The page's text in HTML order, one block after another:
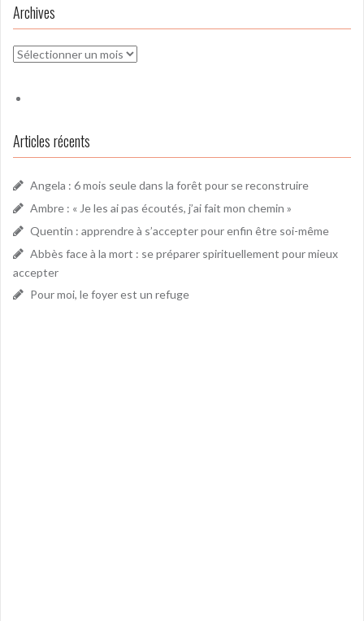
Archives
Archives
Articles récents
Angela : 6 mois seule dans la forêt pour se reconstruire
Ambre : « Je les ai pas écoutés, j’ai fait mon chemin »
Quentin : apprendre à s’accepter pour enfin être soi-même
Abbès face à la mort : se préparer spirituellement pour mieux
accepter
Pour moi, le foyer est un refuge